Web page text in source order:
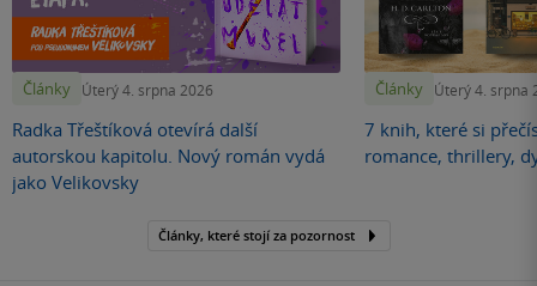
Články Úterý 4. srpna 2026
Radka Třeštíková otevírá další
autorskou kapitolu. Nový román vydá
jako Velikovsky
Články Úterý 4. srpna
7 knih, které si
romance, thrillery,
Články, které stojí za pozornost